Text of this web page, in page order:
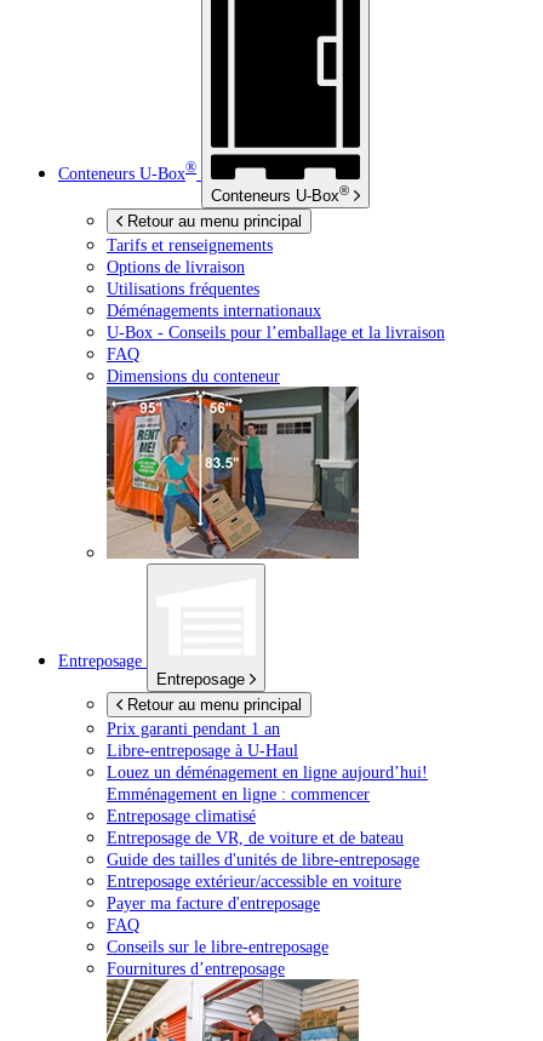
Conteneurs U-Box®
Conteneurs U-Box®
Retour au menu principal
Tarifs et renseignements
Options de livraison
Utilisations fréquentes
Déménagements internationaux
U-Box - Conseils pour l’emballage et la livraison
FAQ
Dimensions du conteneur
Entreposage
Entreposage
Retour au menu principal
Prix garanti pendant 1 an
Libre-entreposage à U-Haul
Louez un déménagement en ligne aujourd’hui!
Emménagement en ligne : commencer
Entreposage climatisé
Entreposage de VR, de voiture et de bateau
Guide des tailles d'unités de libre-entreposage
Entreposage extérieur/accessible en voiture
Payer ma facture d'entreposage
FAQ
Conseils sur le libre-entreposage
Fournitures d’entreposage